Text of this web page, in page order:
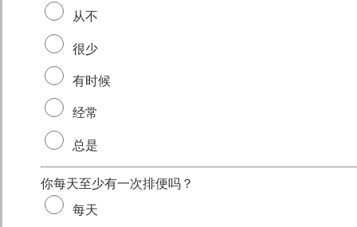
从不
很少
有时候
经常
总是
你每天至少有一次排便吗？
每天